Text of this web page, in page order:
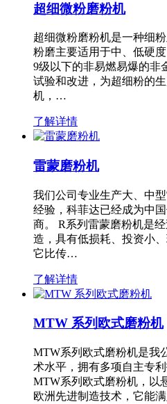
超细微粉磨粉机
超细微粉磨粉机是一种细
粉磨主要适用于中、低硬
9级以下的非易燃易爆的非
试验和改进，为超细粉的
机，…
了解详情
雷蒙磨粉机
我们公司专业生产大、中
经验，科菲达已经成为中
商。 R系列雷蒙磨粉机是
造，具有低损耗、投资小
它比传…
了解详情
MTW 系列欧式磨粉机
MTW系列欧式磨粉机是我
术水平，拥有多项自主专
MTW系列欧式磨粉机，以
欧洲先进制造技术，它能